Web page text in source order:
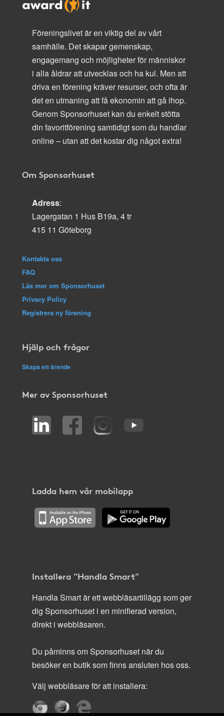
Föreningslivet är en viktig del av vårt
samhälle. Det skapar gemenskap,
engagemang och möjligheter för människor
i alla åldrar att utvecklas och ha kul. Men att
driva en förening kräver resurser, och ofta är
det en utmaning att få ekonomin att gå ihop.
Genom Sponsorhuset kan du enkelt stötta
din favoritförening samtidigt som du handlar
online – utan att det kostar dig något extra!
Om Sponsorhuset
Adress:
Lagergatan 1 Hus B19a, 4 tr
415 11 Göteborg
Kontakta oss
FAQ
Läs mer om Sponsorhuset
Privacy Policy
Registrera ny förening
Hjälp och frågor
Skapa ett ärende
Mer av Sponsorhuset
Ladda hem vår mobilapp
Installera "Handla Smart"
Handla Smart är ett webbläsartillägg som ger
dig Sponsorhuset i en minifierad version,
direkt i webbläsaren.
Du påminns om Sponsorhuset när du
besöker en butik som finns ansluten hos oss.
Välj webbläsare för att installera: